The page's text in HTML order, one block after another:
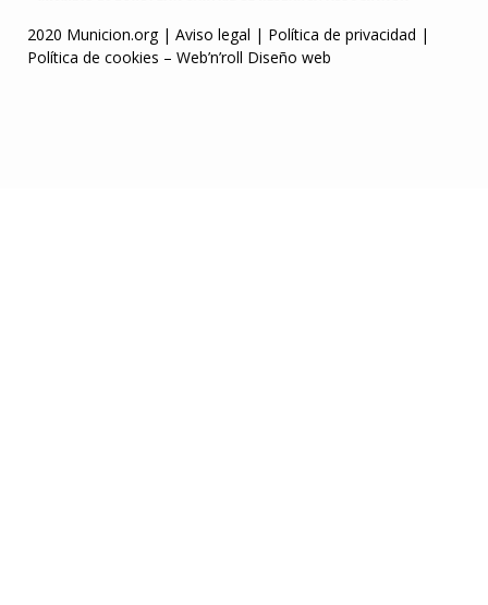
2020 Municion.org | Aviso legal | Política de privacidad |
Política de cookies – Web’n’roll Diseño web